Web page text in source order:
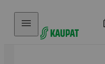
Hyppää sisältöön